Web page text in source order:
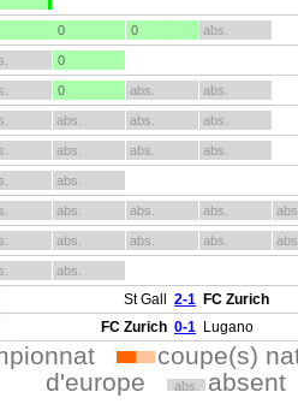
0 0 abs.
0
0 abs. abs.
abs. abs. abs.
abs. abs. abs.
abs.
abs. abs. abs.
abs. abs. abs.
abs.
St Gall 2-1 FC Zurich
FC Zurich 0-1 Lugano
coupe(s)
d'europe
abs. absent